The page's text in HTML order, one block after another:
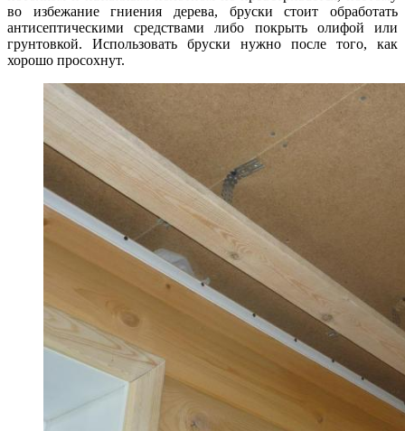
во избежание гниения дерева, бруски стоит обработать
антисептическими средствами либо покрыть олифой или
грунтовкой. Использовать бруски нужно после того, как
хорошо просохнут.